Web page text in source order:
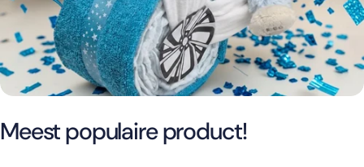
Meest populaire product!